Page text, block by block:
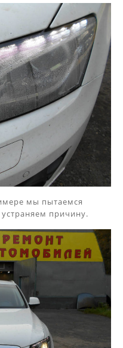
мы пытаемся
причину.